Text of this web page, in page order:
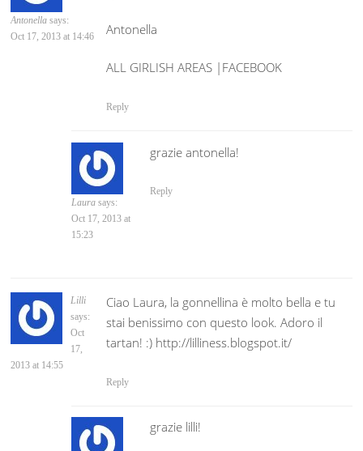
Antonella says:
Oct 17, 2013 at 14:46
Antonella
ALL GIRLISH AREAS |FACEBOOK
Reply
Laura says:
Oct 17, 2013 at
15:23
grazie antonella!
Reply
Lilli
says:
Oct
17,
2013 at 14:55
Ciao Laura, la gonnellina è molto bella e tu
stai benissimo con questo look. Adoro il
tartan! :) http://lilliness.blogspot.it/
Reply
grazie lilli!